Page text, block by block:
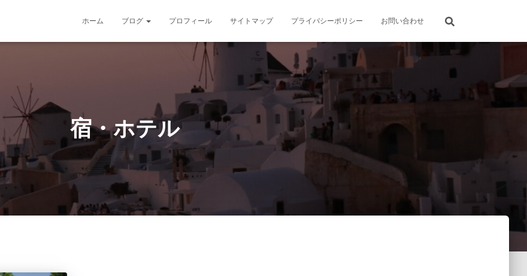
ホーム ブログ プロフィール サイトマップ プライバシーポリシー お問い合わせ
宿・ホテル